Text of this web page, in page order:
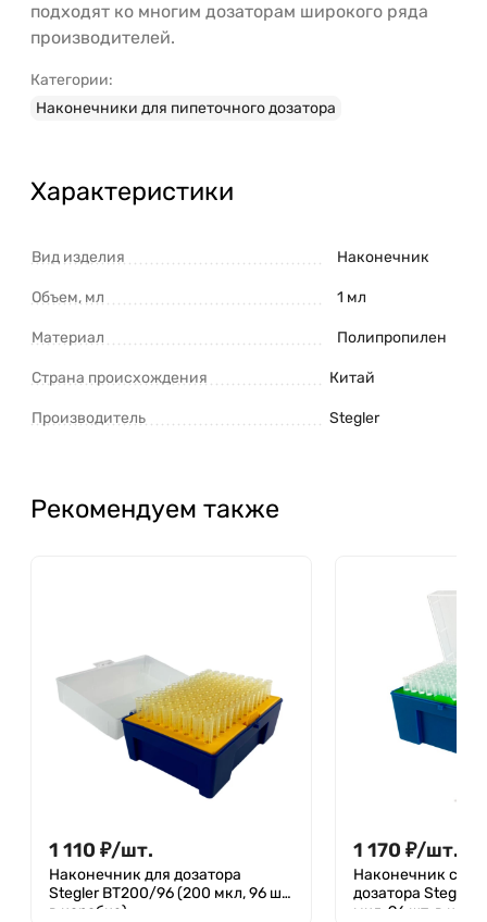
подходят ко многим дозаторам широкого ряда
производителей.
Категории:
Наконечники для пипеточного дозатора
Характеристики
Вид изделия Наконечник
Объем, мл 1 мл
Материал Полипропилен
Страна происхождения Китай
Производитель Stegler
Рекомендуем также
1 110 ₽/шт.
Наконечник для дозатора
Stegler BT200/96 (200 мкл, 96 шт,
в коробке)
1 170 ₽/шт.
Наконечник c
дозатора Stegler
мкл, 96 шт, в